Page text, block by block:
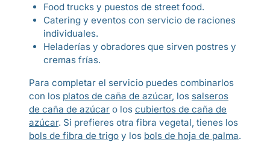
Food trucks y puestos de street food.
Catering y eventos con servicio de raciones
individuales.
Heladerías y obradores que sirven postres y
cremas frías.
Para completar el servicio puedes combinarlos
con los platos de caña de azúcar, los salseros
de caña de azúcar o los cubiertos de caña de
azúcar. Si prefieres otra fibra vegetal, tienes los
bols de fibra de trigo y los bols de hoja de palma.